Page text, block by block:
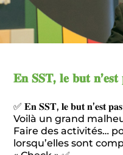
𝐄𝐧 𝐒𝐒𝐓, 𝐥𝐞 𝐛𝐮𝐭
✅ 𝐄𝐧 𝐒𝐒𝐓, 𝐥𝐞 𝐛𝐮𝐭 𝐧’𝐞𝐬𝐭
Voilà un grand
Faire des activités…
lorsqu’elles sont